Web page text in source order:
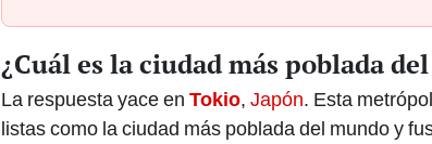
¿Cuál es la ciudad más poblada
La respuesta yace en Tokio, Japón. Esta
listas como la ciudad más poblada del mundo y